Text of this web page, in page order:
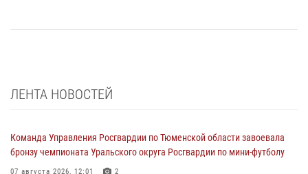
ЛЕНТА НОВОСТЕЙ
Команда Управления Росгвардии по Тюменской области завоевала
бронзу чемпионата Уральского округа Росгвардии по мини-футболу
07 августа 2026, 12:01 2